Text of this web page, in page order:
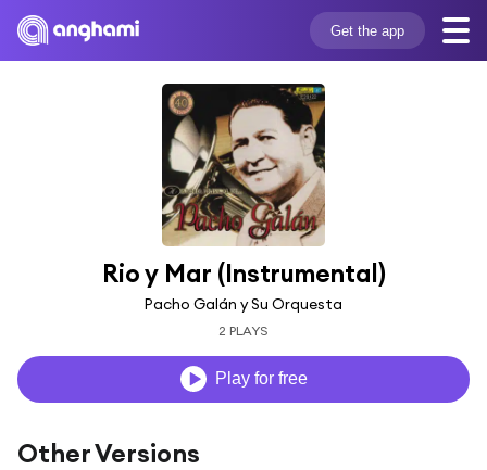
Get the app
Rio y Mar (Instrumental)
Pacho Galán y Su Orquesta
2 PLAYS
Play for free
Other Versions